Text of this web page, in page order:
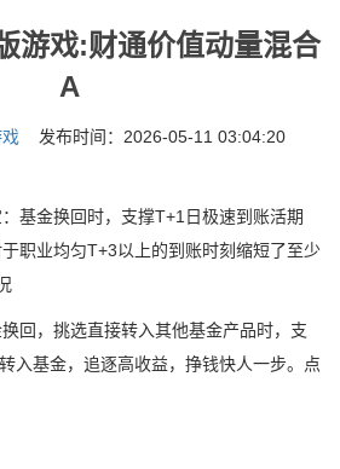
游戏:财通价值动量混合
A
发布时间：2026-05-11 03:04:20
金换回时，支撑T+1日极速到账活期
职业均匀T+3以上的到账时刻缩短了至少
，挑选直接转入其他基金产品时，支
入基金，追逐高收益，挣钱快人一步。点